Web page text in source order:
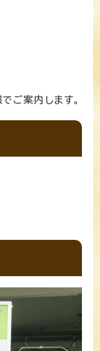
ご案内します。